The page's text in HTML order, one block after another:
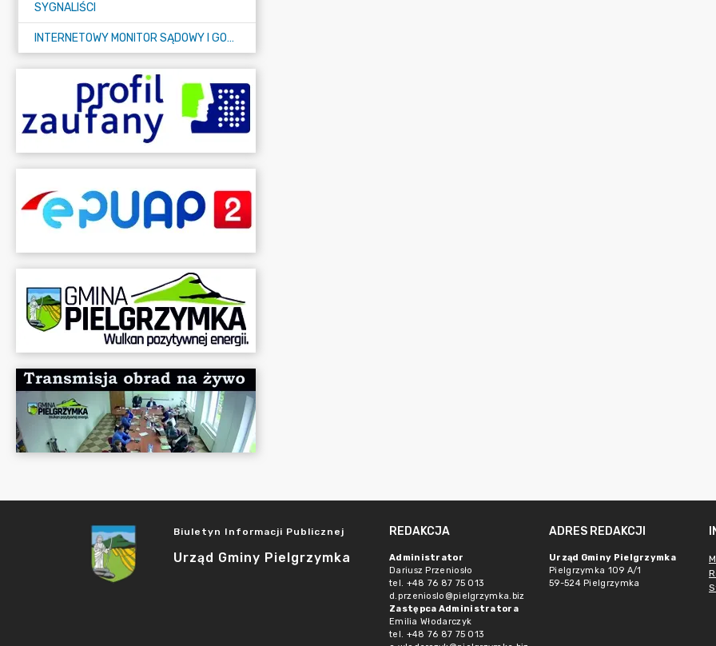
SYGNALIŚCI
INTERNETOWY MONITOR SĄDOWY I GOSPODARCZY
Biuletyn Informacji Publicznej
Urząd Gminy Pielgrzymka
REDAKCJA
Administrator
Dariusz Przeniosło
tel. +48 76 87 75 013
d.przenioslo@pielgrzymka.biz
Zastępca Administratora
Emilia Włodarczyk
tel. +48 76 87 75 013
ADRES REDAKCJI
Urząd Gminy Pielgrzymka
Pielgrzymka 109 A/1
59-524 Pielgrzymka